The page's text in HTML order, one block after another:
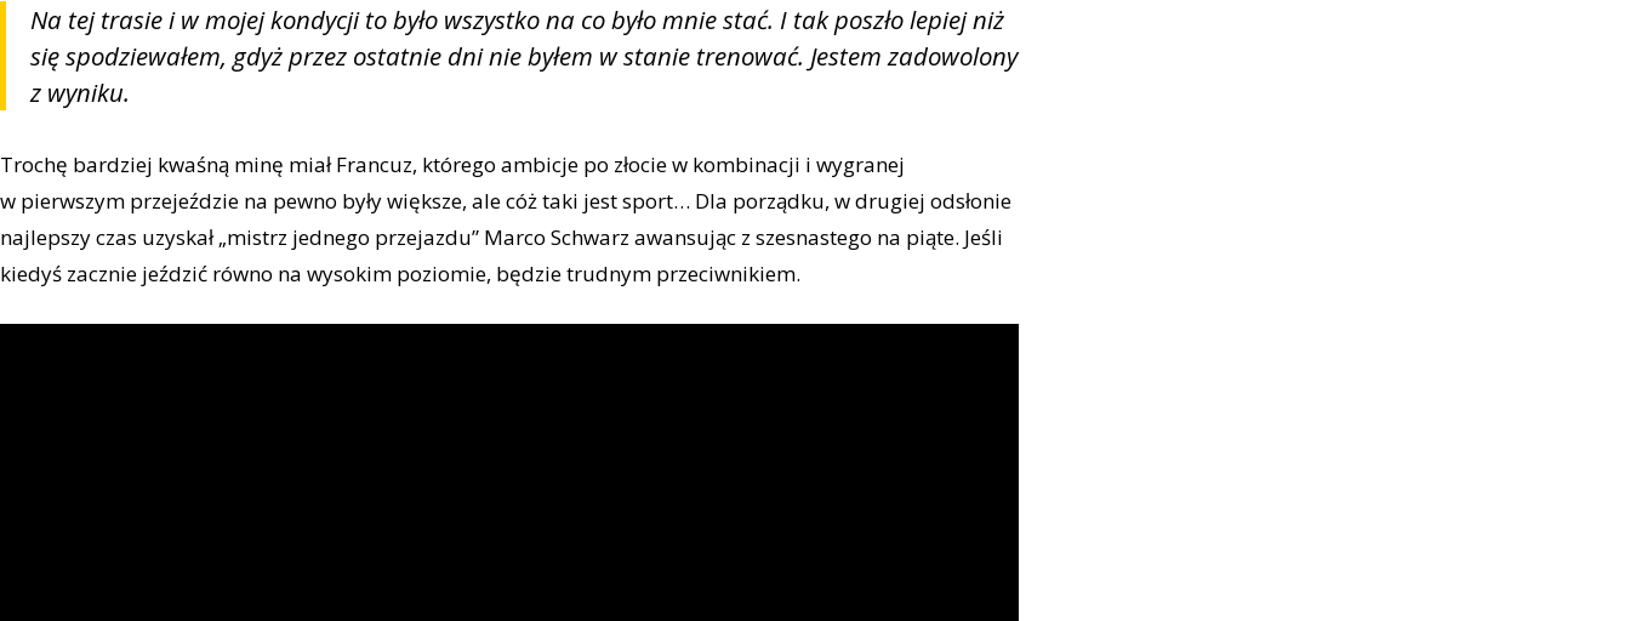
Na tej trasie i w mojej kondycji to było wszystko na co było mnie stać. I tak poszło lepiej niż
się spodziewałem, gdyż przez ostatnie dni nie byłem w stanie trenować. Jestem zadowolony
z wyniku.
Trochę bardziej kwaśną minę miał Francuz, którego ambicje po złocie w kombinacji i wygranej
w pierwszym przejeździe na pewno były większe, ale cóż taki jest sport… Dla porządku, w drugiej odsłonie
najlepszy czas uzyskał „mistrz jednego przejazdu” Marco Schwarz awansując z szesnastego na piąte. Jeśli
kiedyś zacznie jeździć równo na wysokim poziomie, będzie trudnym przeciwnikiem.